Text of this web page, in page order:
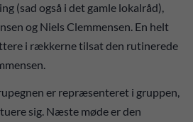
(sad også i det gamle lokalråd),
og Niels Clemmensen. En helt
i rækkerne tilsat den rutinerede
er repræsenteret i gruppen,
sig. Næste møde er den